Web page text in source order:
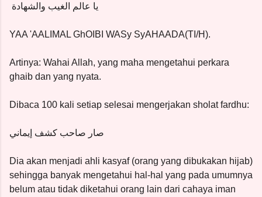
يا عالم الغيب والشهادة
YAA 'AALIMAL GhOIBI WASy SyAHAADA(TI/H).
Artinya: Wahai Allah, yang maha mengetahui perkara
ghaib dan yang nyata.
Dibaca 100 kali setiap selesai mengerjakan sholat fardhu:
صار صاحب كشف إيماني
Dia akan menjadi ahli kasyaf (orang yang dibukakan hijab)
sehingga banyak mengetahui hal-hal yang pada umumnya
belum atau tidak diketahui orang lain dari cahaya iman